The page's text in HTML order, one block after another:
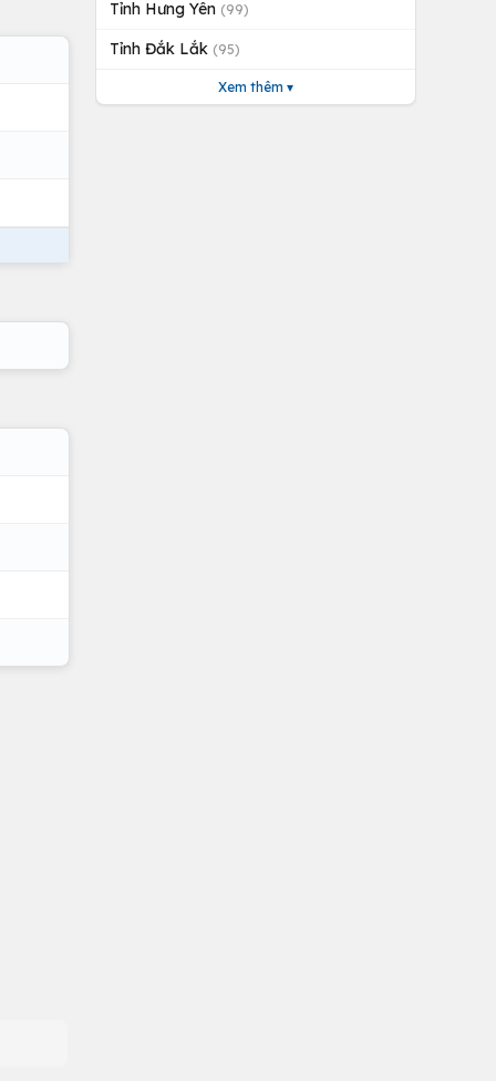
Tỉnh Hưng Yên (99)
Tỉnh Đắk Lắk (95)
Xem thêm ▾